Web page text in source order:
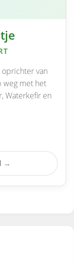
van
weg met het
Waterkefir en
→